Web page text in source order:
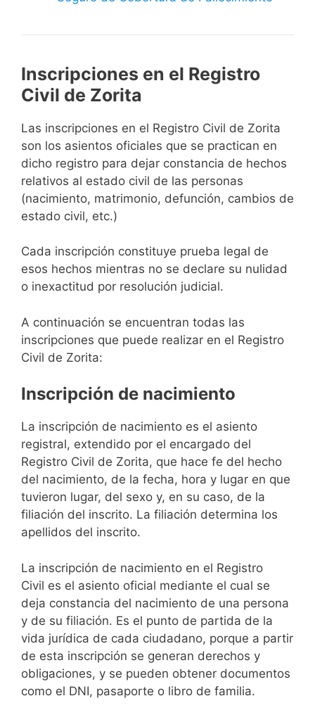
Inscripciones en el Registro
Civil de Zorita
Las inscripciones en el Registro Civil de Zorita
son los asientos oficiales que se practican en
dicho registro para dejar constancia de hechos
relativos al estado civil de las personas
(nacimiento, matrimonio, defunción, cambios de
estado civil, etc.)
Cada inscripción constituye prueba legal de
esos hechos mientras no se declare su nulidad
o inexactitud por resolución judicial.
A continuación se encuentran todas las
inscripciones que puede realizar en el Registro
Civil de Zorita:
Inscripción de nacimiento
La inscripción de nacimiento es el asiento
registral, extendido por el encargado del
Registro Civil de Zorita, que hace fe del hecho
del nacimiento, de la fecha, hora y lugar en que
tuvieron lugar, del sexo y, en su caso, de la
filiación del inscrito. La filiación determina los
apellidos del inscrito.
La inscripción de nacimiento en el Registro
Civil es el asiento oficial mediante el cual se
deja constancia del nacimiento de una persona
y de su filiación. Es el punto de partida de la
vida jurídica de cada ciudadano, porque a partir
de esta inscripción se generan derechos y
obligaciones, y se pueden obtener documentos
como el DNI, pasaporte o libro de familia.